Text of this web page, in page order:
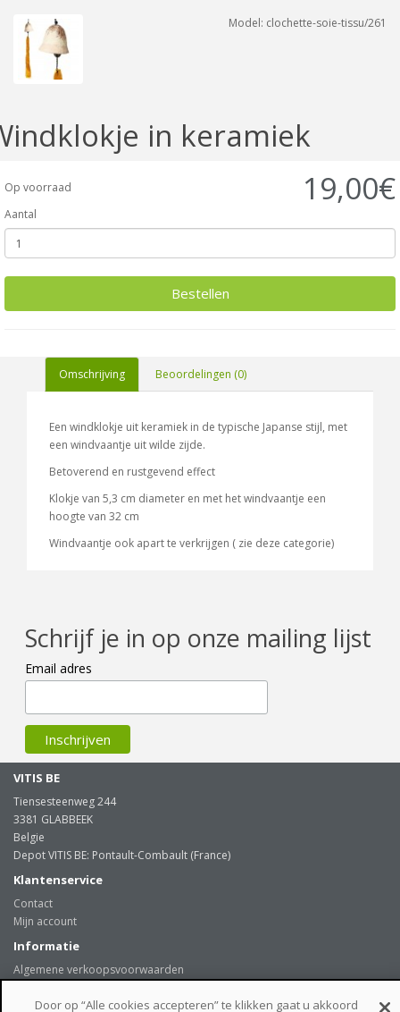
Model: clochette-soie-tissu/261
in keramiek
Op voorraad 19,00€
Aantal
Bestellen
Omschrijving Beoordelingen (0)
Een windklokje uit keramiek in de typische Japanse stijl, met
een windvaantje uit wilde zijde.
Betoverend en rustgevend effect
Klokje van 5,3 cm diameter en met het windvaantje een
hoogte van 32 cm
Windvaantje ook apart te verkrijgen ( zie deze categorie)
Schrijf je in op onze mailing lijst
Email adres
VITIS BE
Tiensesteenweg 244
3381 GLABBEEK
Belgie
Depot VITIS BE: Pontault-Combault (France)
Klantenservice
Contact
Mijn account
Informatie
Algemene verkoopsvoorwaarden
Onze klanten getuigen
Door op “Alle cookies accepteren” te klikken gaat u akkoord